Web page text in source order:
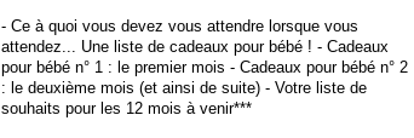
- Ce à quoi vous devez vous attendre lorsque vous
attendez... Une liste de cadeaux pour bébé ! - Cadeaux
pour bébé n° 1 : le premier mois - Cadeaux pour bébé n° 2
: le deuxième mois (et ainsi de suite) - Votre liste de
souhaits pour les 12 mois à venir***